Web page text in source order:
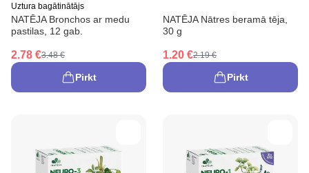
Uztura bagātinātājs
NATĒJA Bronchos ar medu
pastilas, 12 gab.
2.78 €3.48 €
Pirkt
NATĒJA Nātres beramā tēja,
30 g
1.20 €2.19 €
Pirkt